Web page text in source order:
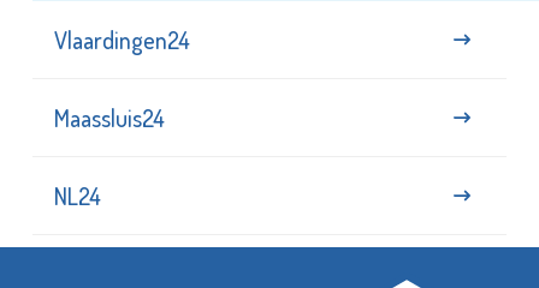
Vlaardingen24
Maassluis24
NL24